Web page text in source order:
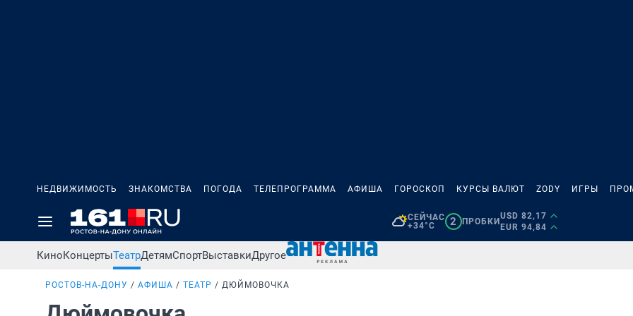
НЕДВИЖИМОСТЬ ЗНАКОМСТВА ПОГОДА ТЕЛЕПРОГРАММА АФИША ГОРОСКОП КУРСЫ ВАЛЮТ ZODY ИГРЫ
СЕЙЧАС
+34°C
2 ПРОБКИ
USD 82,17
EUR 94,84
КиноКонцертыТеатрДетямСпортВыставкиДругое
РОСТОВ-НА-ДОНУ АФИША ТЕАТР ДЮЙМОВОЧКА